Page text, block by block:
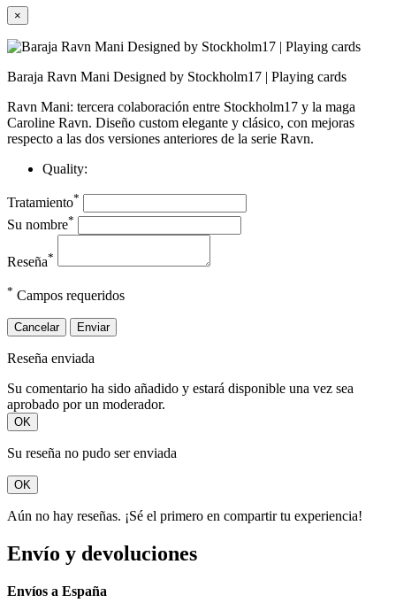
×
Baraja Ravn Mani Designed by Stockholm17 | Playing cards
Ravn Mani: tercera colaboración entre Stockholm17 y la maga
Caroline Ravn. Diseño custom elegante y clásico, con mejoras
respecto a las dos versiones anteriores de la serie Ravn.
Quality:
Tratamiento*
Su nombre*
Reseña*
* Campos requeridos
Cancelar Enviar
Reseña enviada
Su comentario ha sido añadido y estará disponible una vez sea
aprobado por un moderador.
OK
Su reseña no pudo ser enviada
OK
Aún no hay reseñas. ¡Sé el primero en compartir tu experiencia!
Envío y devoluciones
Envíos a España